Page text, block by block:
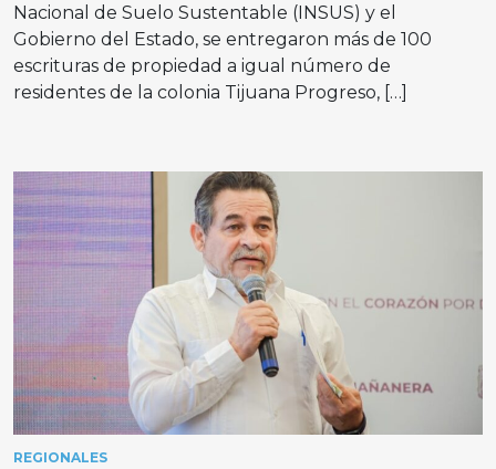
Nacional de Suelo Sustentable (INSUS) y el
Gobierno del Estado, se entregaron más de 100
escrituras de propiedad a igual número de
residentes de la colonia Tijuana Progreso, […]
REGIONALES